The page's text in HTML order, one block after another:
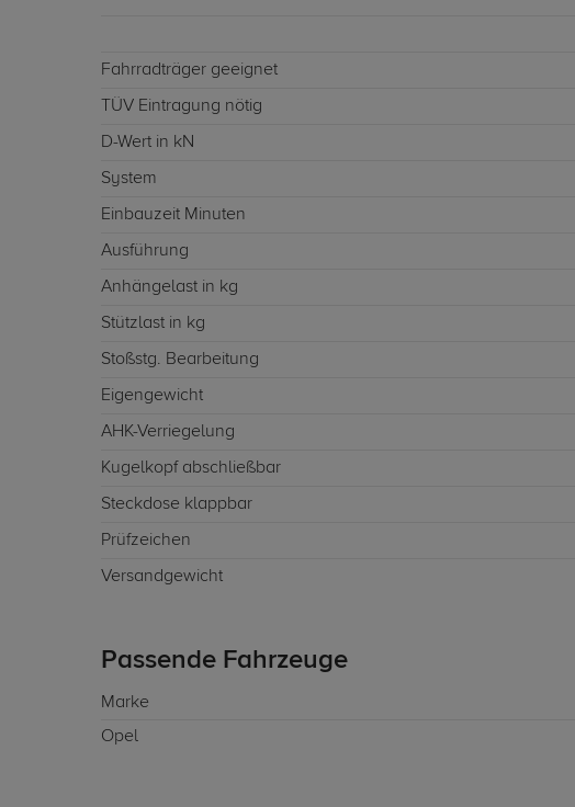
Fahrradträger geeignet
TÜV Eintragung nötig
D-Wert in kN
System
Einbauzeit Minuten
Ausführung
Anhängelast in kg
Stützlast in kg
Stoßstg. Bearbeitung
Eigengewicht
AHK-Verriegelung
Kugelkopf abschließbar
Steckdose klappbar
Prüfzeichen
Versandgewicht
Passende Fahrzeuge
Marke
Opel